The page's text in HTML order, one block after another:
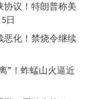
协议！特朗普称美
日
恶化！禁烧令继续
”！蚱蜢山火逼近